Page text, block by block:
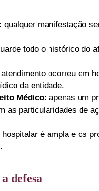
: qualquer manifestação
todo o histórico do
ocorreu em
da entidade.
Médico: apenas um
as particularidades de
é ampla e os
defesa